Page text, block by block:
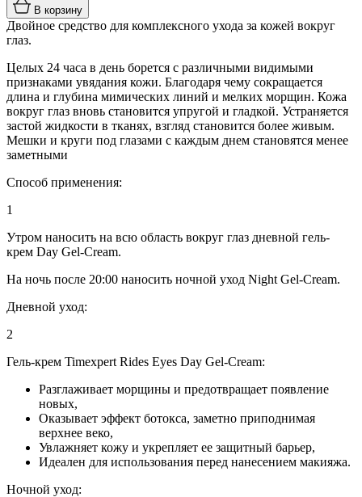
В корзину
Двойное средство для комплексного ухода за кожей вокруг
глаз.
Целых 24 часа в день борется с различными видимыми
признаками увядания кожи. Благодаря чему сокращается
длина и глубина мимических линий и мелких морщин. Кожа
вокруг глаз вновь становится упругой и гладкой. Устраняется
застой жидкости в тканях, взгляд становится более живым.
Мешки и круги под глазами с каждым днем становятся менее
заметными
Способ применения:
1
Утром наносить на всю область вокруг глаз дневной гель-
крем Day Gel-Cream.
На ночь после 20:00 наносить ночной уход Night Gel-Cream.
Дневной уход:
2
Гель-крем Timexpert Rides Eyes Day Gel-Cream:
Разглаживает морщины и предотвращает появление
новых,
Оказывает эффект ботокса, заметно приподнимая
верхнее веко,
Увлажняет кожу и укрепляет ее защитный барьер,
Идеален для использования перед нанесением макияжа.
Ночной уход: